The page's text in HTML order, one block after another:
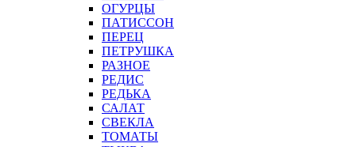
ОГУРЦЫ
ПАТИССОН
ПЕРЕЦ
ПЕТРУШКА
РАЗНОЕ
РЕДИС
РЕДЬКА
САЛАТ
СВЕКЛА
ТОМАТЫ